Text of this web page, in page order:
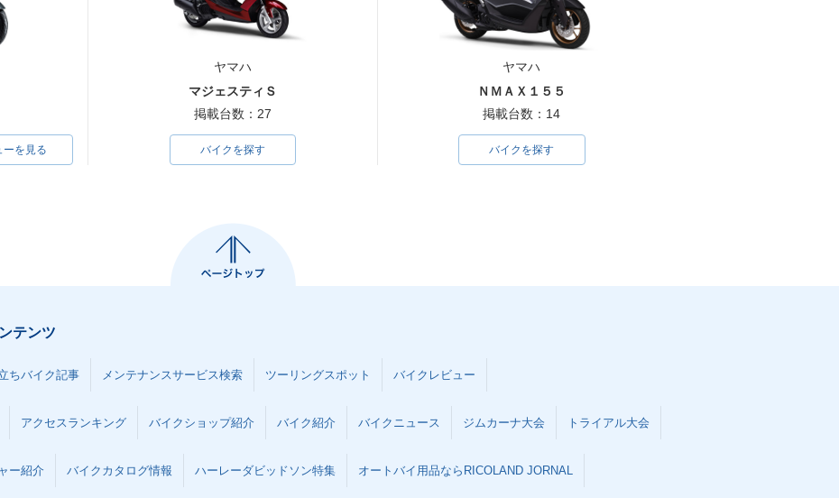
ーを見る
ヤマハ
マジェスティＳ
掲載台数：27
バイクを探す
ヤマハ
ＮＭＡＸ１５５
掲載台数：14
バイクを探す
テンツ
ちバイク記事 メンテナンスサービス検索 ツーリングスポット バイクレビュー
アクセスランキング バイクショップ紹介 バイク紹介 バイクニュース ジムカーナ大会 トライアル大会
ー紹介 バイクカタログ情報 ハーレーダビッドソン特集 オートバイ用品ならRICOLAND JORNAL